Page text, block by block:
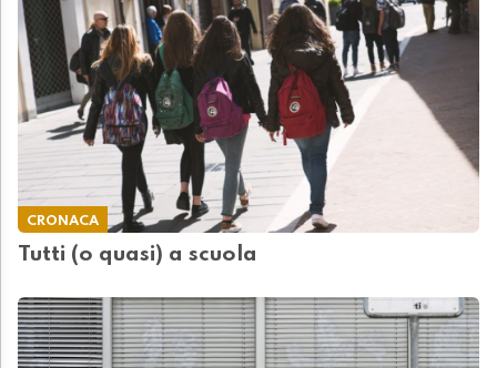
CRONACA
Tutti (o quasi) a scuola